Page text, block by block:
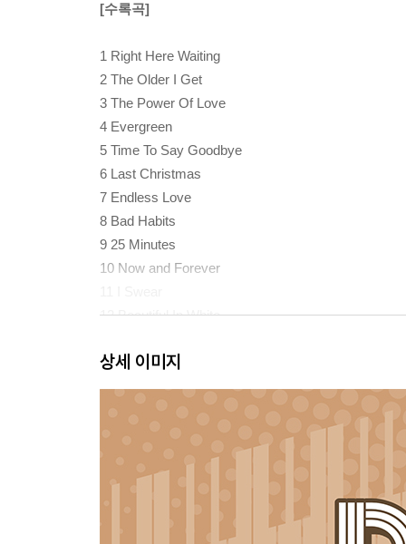
[수록곡]
1 Right Here Waiting
2 The Older I Get
3 The Power Of Love
4 Evergreen
5 Time To Say Goodbye
6 Last Christmas
7 Endless Love
8 Bad Habits
9 25 Minutes
10 Now and Forever
12 Beautiful In White
14 Perfect
15 A Thousand Years
16 I Dreamed A Dream
17 Love Is Gone
18 Make You Feel My Love
19 Once Upon A Dream
20 My Heart Will Go On
21 I Will Always Love You
상세 이미지